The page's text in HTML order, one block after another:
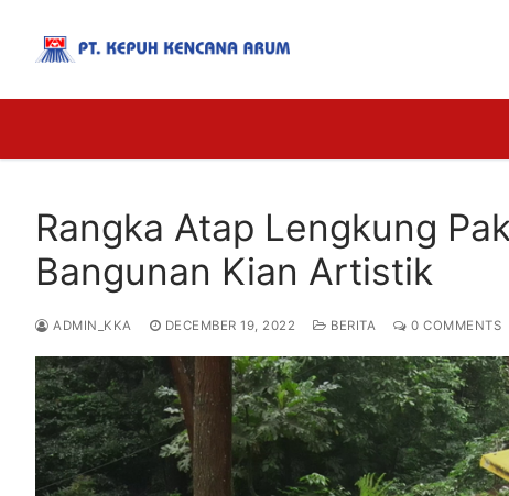
Rangka Atap Lengkung
Bangunan Kian Artistik
ADMIN_KKA DECEMBER 19, 2022 BERITA 0 COMMENTS